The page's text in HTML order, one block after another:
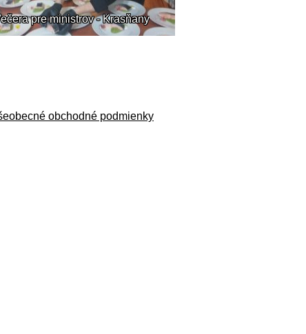
pre ministrov - Krasňany
obchodné podmienky